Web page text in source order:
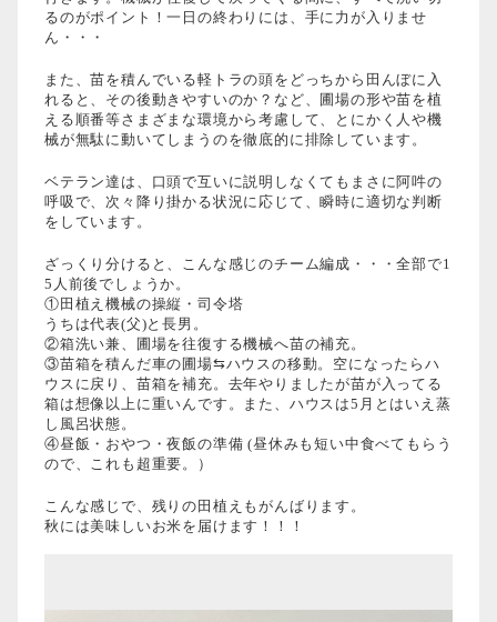
るのがポイント！一日の終わりには、手に力が入りませ
ん・・・
また、苗を積んでいる軽トラの頭をどっちから田んぼに入
れると、その後動きやすいのか？など、圃場の形や苗を植
える順番等さまざまな環境から考慮して、とにかく人や機
械が無駄に動いてしまうのを徹底的に排除しています。
ベテラン達は、口頭で互いに説明しなくてもまさに阿吽の
呼吸で、次々降り掛かる状況に応じて、瞬時に適切な判断
をしています。
ざっくり分けると、こんな感じのチーム編成・・・全部で1
5人前後でしょうか。
①田植え機械の操縦・司令塔
うちは代表(父)と長男。
②箱洗い兼、圃場を往復する機械へ苗の補充。
③苗箱を積んだ車の圃場⇆ハウスの移動。空になったらハ
ウスに戻り、苗箱を補充。去年やりましたが苗が入ってる
箱は想像以上に重いんです。また、ハウスは5月とはいえ蒸
し風呂状態。
④昼飯・おやつ・夜飯の準備 (昼休みも短い中食べてもらう
ので、これも超重要。）
こんな感じで、残りの田植えもがんばります。
秋には美味しいお米を届けます！！！